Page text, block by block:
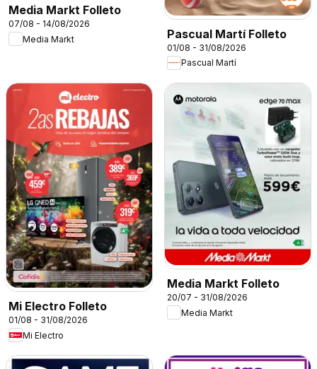
Media Markt Folleto
07/08 - 14/08/2026
Media Markt
Pascual Martí Folleto
01/08 - 31/08/2026
Pascual Martí
Mi Electro Folleto
01/08 - 31/08/2026
Mi Electro
Media Markt Folleto
20/07 - 31/08/2026
Media Markt